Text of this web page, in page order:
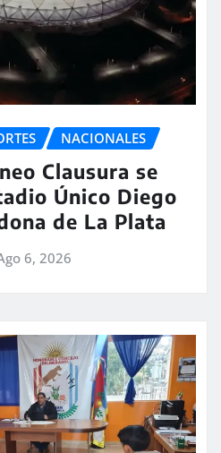
NACIONALES
Clausura se
Único Diego
de La Plata
6, 2026